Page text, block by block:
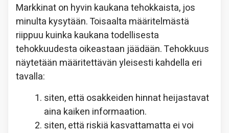
Markkinat on hyvin kaukana tehokkaista, jos
minulta kysytään. Toisaalta määritelmästä
riippuu kuinka kaukana todellisesta
tehokkuudesta oikeastaan jäädään. Tehokkuus
näytetään määritettävän yleisesti kahdella eri
tavalla:
siten, että osakkeiden hinnat heijastavat
aina kaiken informaation.
siten, että riskiä kasvattamatta ei voi